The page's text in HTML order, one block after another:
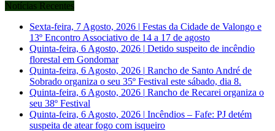
Notícias Recentes
Sexta-feira, 7 Agosto, 2026 | Festas da Cidade de Valongo e
13º Encontro Associativo de 14 a 17 de agosto
Quinta-feira, 6 Agosto, 2026 | Detido suspeito de incêndio
florestal em Gondomar
Quinta-feira, 6 Agosto, 2026 | Rancho de Santo André de
Sobrado organiza o seu 35º Festival este sábado, dia 8.
Quinta-feira, 6 Agosto, 2026 | Rancho de Recarei organiza o
seu 38º Festival
Quinta-feira, 6 Agosto, 2026 | Incêndios – Fafe: PJ detém
suspeita de atear fogo com isqueiro